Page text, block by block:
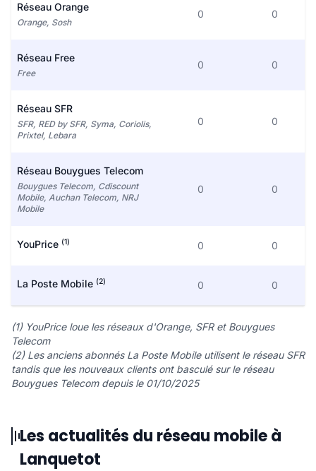
Réseau Orange
Orange, Sosh
0 0
Réseau Free
Free
0 0
Réseau SFR
SFR, RED by SFR, Syma, Coriolis,
Prixtel, Lebara
0 0
Réseau Bouygues Telecom
Bouygues Telecom, Cdiscount
Mobile, Auchan Telecom, NRJ
Mobile
0 0
YouPrice (1) 0 0
La Poste Mobile (2) 0 0
(1) YouPrice loue les réseaux d'Orange, SFR et Bouygues
Telecom
(2) Les anciens abonnés La Poste Mobile utilisent le réseau SFR
tandis que les nouveaux clients ont basculé sur le réseau
Bouygues Telecom depuis le 01/10/2025
Les actualités du réseau mobile à
Lanquetot